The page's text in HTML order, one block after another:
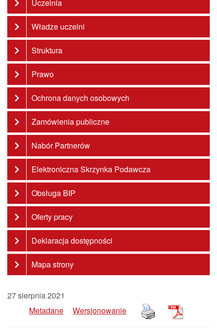
Uczelnia
Władze uczelni
Struktura
Prawo
Ochrona danych osobowych
Zamówienia publiczne
Nabór Partnerów
Elektroniczna Skrzynka Podawcza
Obsługa BIP
Oferty pracy
Deklaracja dostępności
Mapa strony
27 sierpnia 2021
Metadane
Wersjonowanie